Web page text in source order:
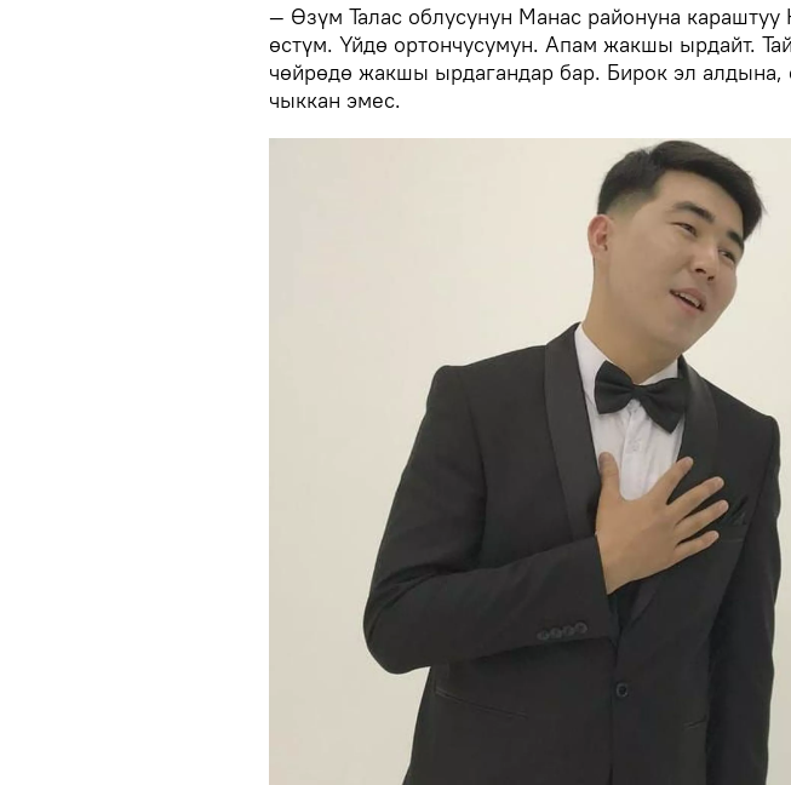
— Өзүм Талас облусунун Манас районуна
өстүм. Үйдө ортончусумун. Апам жакшы ырдайт.
чөйрөдө жакшы ырдагандар бар. Бирок эл алдына,
чыккан эмес.